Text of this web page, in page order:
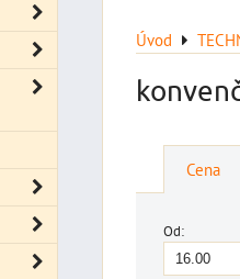
Úvod
Cena
Od: